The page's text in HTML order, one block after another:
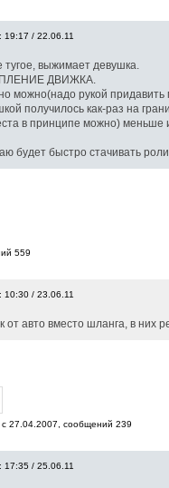
19:17 / 22.06.11
выжимает девушка.
ДВИЖКА.
можно(надо рукой
получилось как-раз на
в принципе можно) меньше
будет быстро стачивать
559
10:30 / 23.06.11
от авто вместо шланга, в них
27.04.2007, cообщений 239
17:35 / 25.06.11